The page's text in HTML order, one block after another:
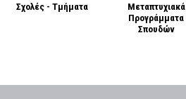
Σχολές - Τμήματα
Μεταπτυχιακά
Προγράμματα
Σπουδών